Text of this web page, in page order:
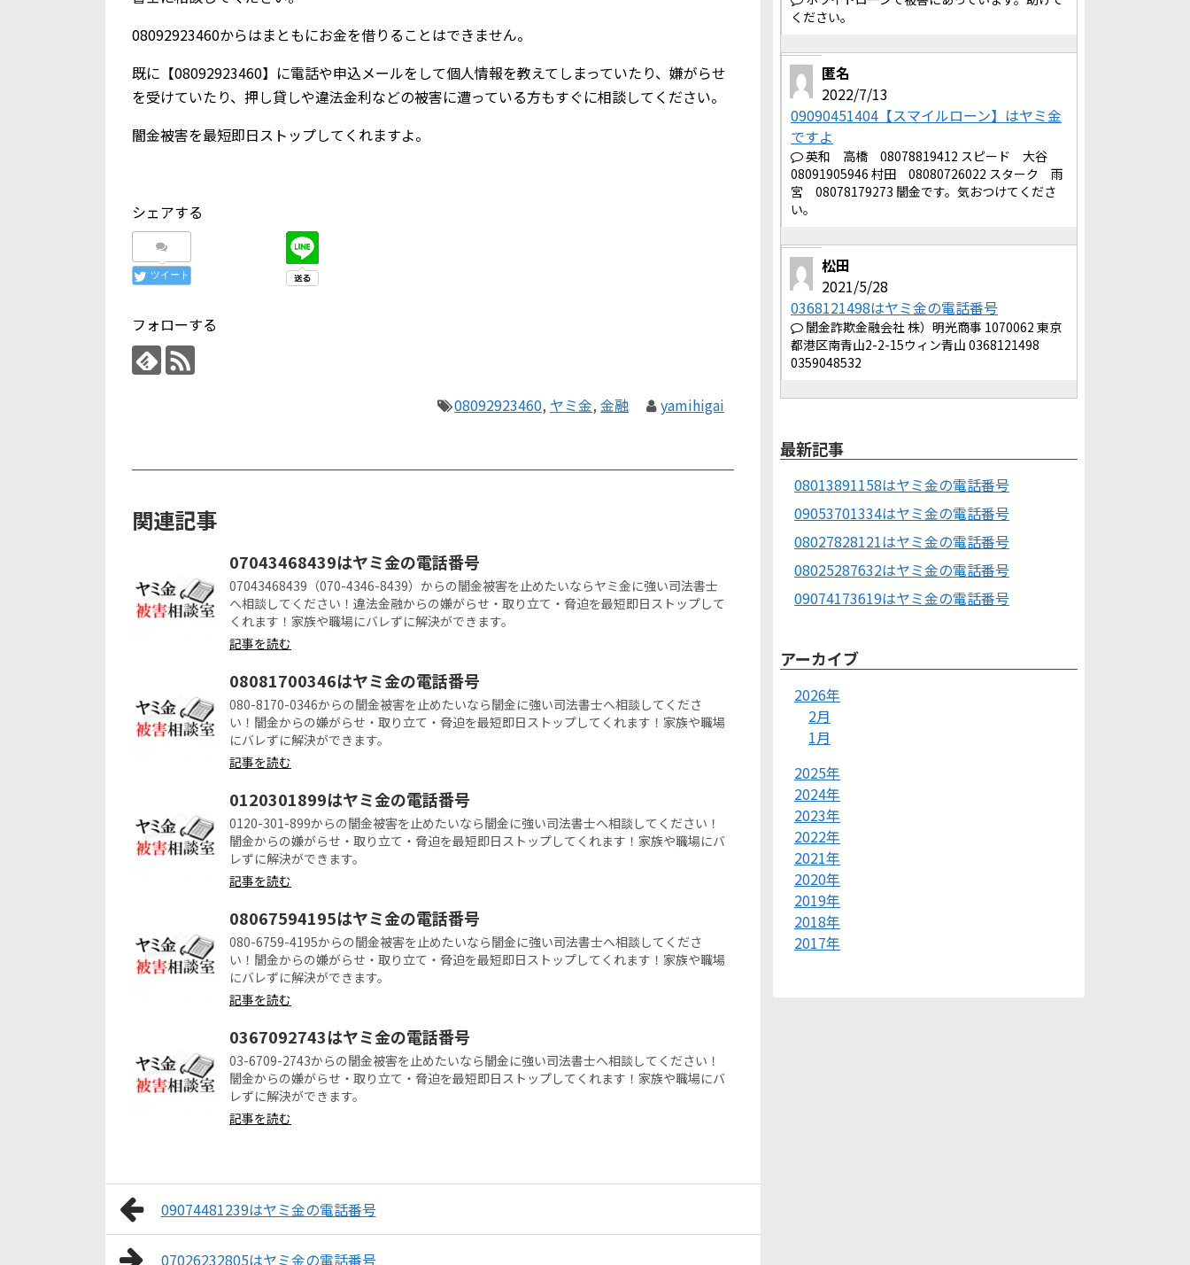
08092923460からはまともにお金を借りることはできません。
既に【08092923460】に電話や申込メールをして個人情報を教えてしまっていたり、嫌がらせ
を受けていたり、押し貸しや違法金利などの被害に遭っている方もすぐに相談してください。
闇金被害を最短即日ストップしてくれますよ。
シェアする
ツイート
フォローする
08092923460, ヤミ金,金融 yamihigai
関連記事
07043468439はヤミ金の電話番号
07043468439（070-4346-8439）からの闇金被害を止めたいならヤミ金に強い司法書士
へ相談してください！違法金融からの嫌がらせ・取り立て・脅迫を最短即日ストップして
くれます！家族や職場にバレずに解決ができます。
記事を読む
08081700346はヤミ金の電話番号
080-8170-0346からの闇金被害を止めたいなら闇金に強い司法書士へ相談してくださ
い！闇金からの嫌がらせ・取り立て・脅迫を最短即日ストップしてくれます！家族や職場
にバレずに解決ができます。
記事を読む
0120301899はヤミ金の電話番号
0120-301-899からの闇金被害を止めたいなら闇金に強い司法書士へ相談してください！
闇金からの嫌がらせ・取り立て・脅迫を最短即日ストップしてくれます！家族や職場にバ
レずに解決ができます。
記事を読む
08067594195はヤミ金の電話番号
080-6759-4195からの闇金被害を止めたいなら闇金に強い司法書士へ相談してくださ
い！闇金からの嫌がらせ・取り立て・脅迫を最短即日ストップしてくれます！家族や職場
にバレずに解決ができます。
記事を読む
0367092743はヤミ金の電話番号
03-6709-2743からの闇金被害を止めたいなら闇金に強い司法書士へ相談してください！
闇金からの嫌がらせ・取り立て・脅迫を最短即日ストップしてくれます！家族や職場にバ
レずに解決ができます。
記事を読む
09074481239はヤミ金の電話番号
07026232805はヤミ金の電話番号
ください。
匿名
2022/7/13
09090451404【スマイルローン】はヤミ金
ですよ
英和 高橋 08078819412 スピード 大谷
08091905946 村田 08080726022 スターク 雨
宮 08078179273 闇金です。気おつけてくださ
い。
松田
2021/5/28
0368121498はヤミ金の電話番号
闇金詐欺金融会社 株）明光商事 1070062 東京
都港区南青山2-2-15ウィン青山 0368121498
0359048532
最新記事
08013891158はヤミ金の電話番号
09053701334はヤミ金の電話番号
08027828121はヤミ金の電話番号
08025287632はヤミ金の電話番号
09074173619はヤミ金の電話番号
アーカイブ
2026年
2月
1月
2025年
2024年
2023年
2022年
2021年
2020年
2019年
2018年
2017年